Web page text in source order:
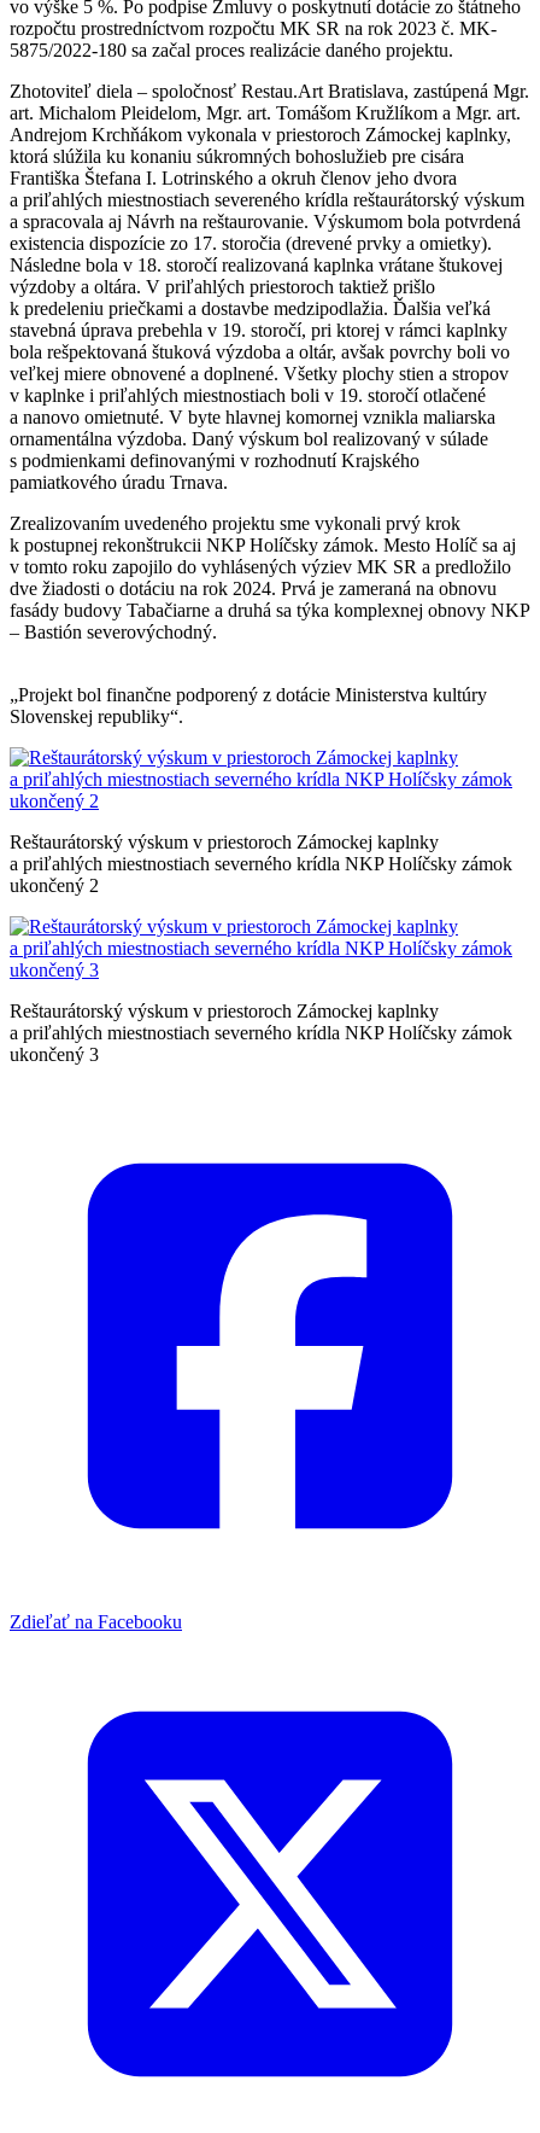
vo výške 5 %. Po podpise Zmluvy o poskytnutí dotácie zo štátneho
rozpočtu prostredníctvom rozpočtu MK SR na rok 2023 č. MK-
5875/2022-180 sa začal proces realizácie daného projektu.
Zhotoviteľ diela – spoločnosť Restau.Art Bratislava, zastúpená Mgr.
art. Michalom Pleidelom, Mgr. art. Tomášom Kružlíkom a Mgr. art.
Andrejom Krchňákom vykonala v priestoroch Zámockej kaplnky,
ktorá slúžila ku konaniu súkromných bohoslužieb pre cisára
Františka Štefana I. Lotrinského a okruh členov jeho dvora
a priľahlých miestnostiach severeného krídla reštaurátorský výskum
a spracovala aj Návrh na reštaurovanie. Výskumom bola potvrdená
existencia dispozície zo 17. storočia (drevené prvky a omietky).
Následne bola v 18. storočí realizovaná kaplnka vrátane štukovej
výzdoby a oltára. V priľahlých priestoroch taktiež prišlo
k predeleniu priečkami a dostavbe medzipodlažia. Ďalšia veľká
stavebná úprava prebehla v 19. storočí, pri ktorej v rámci kaplnky
bola rešpektovaná štuková výzdoba a oltár, avšak povrchy boli vo
veľkej miere obnovené a doplnené. Všetky plochy stien a stropov
v kaplnke i priľahlých miestnostiach boli v 19. storočí otlačené
a nanovo omietnuté. V byte hlavnej komornej vznikla maliarska
ornamentálna výzdoba. Daný výskum bol realizovaný v súlade
s podmienkami definovanými v rozhodnutí Krajského
pamiatkového úradu Trnava.
Zrealizovaním uvedeného projektu sme vykonali prvý krok
k postupnej rekonštrukcii NKP Holíčsky zámok. Mesto Holíč sa aj
v tomto roku zapojilo do vyhlásených výziev MK SR a predložilo
dve žiadosti o dotáciu na rok 2024. Prvá je zameraná na obnovu
fasády budovy Tabačiarne a druhá sa týka komplexnej obnovy NKP
– Bastión severovýchodný.
„Projekt bol finančne podporený z dotácie Ministerstva kultúry
Slovenskej republiky“.
Reštaurátorský výskum v priestoroch Zámockej kaplnky
a priľahlých miestnostiach severného krídla NKP Holíčsky zámok
ukončený 2
Reštaurátorský výskum v priestoroch Zámockej kaplnky
a priľahlých miestnostiach severného krídla NKP Holíčsky zámok
ukončený 3
Zdieľať na Facebooku